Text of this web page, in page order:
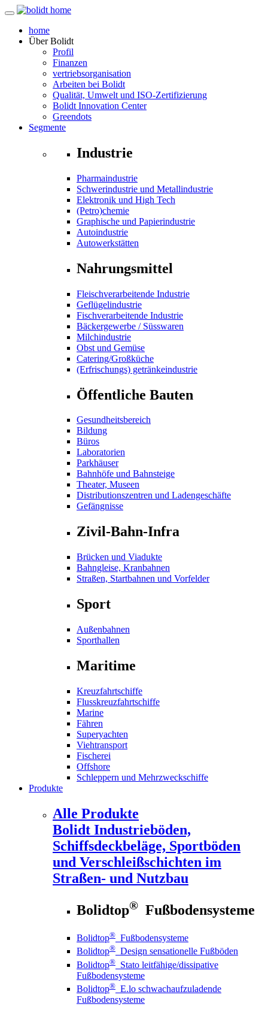
home
ÜberBolidt
Profil
Finanzen
vertriebsorganisation
Arbeiten bei Bolidt
Qualität, Umwelt und ISO-Zertifizierung
Bolidt Innovation Center
Greendots
Segmente
Industrie
Pharmaindustrie
Schwerindustrie und Metallindustrie
Elektronik und High Tech
(Petro)chemie
Graphische und Papierindustrie
Autoindustrie
Autowerkstätten
Nahrungsmittel
Fleischverarbeitende Industrie
Geflügelindustrie
Fischverarbeitende Industrie
Bäckergewerbe / Süsswaren
Milchindustrie
Obst und Gemüse
Catering/Großküche
(Erfrischungs) getränkeindustrie
Öffentliche Bauten
Gesundheitsbereich
Bildung
Büros
Laboratorien
Parkhäuser
Bahnhöfe und Bahnsteige
Theater, Museen
Distributionszentren und Ladengeschäfte
Gefängnisse
Zivil-Bahn-Infra
Brücken und Viadukte
Bahngleise, Kranbahnen
Straßen, Startbahnen und Vorfelder
Sport
Außenbahnen
Sporthallen
Maritime
Kreuzfahrtschiffe
Flusskreuzfahrtschiffe
Marine
Fähren
Superyachten
Viehtransport
Fischerei
Offshore
Schleppern und Mehrzweckschiffe
Produkte
Alle Produkte
Bolidt Industrieböden,
Schiffsdeckbeläge, Sportböden
und Verschleißschichten im
Straßen- und Nutzbau
Bolidtop® Fußbodensysteme
Bolidtop® Fußbodensysteme
Bolidtop® Design sensationelle Fußböden
Bolidtop® Stato leitfähige/dissipative
Fußbodensysteme
Bolidtop® E.lo schwachaufzuladende
Fußbodensysteme